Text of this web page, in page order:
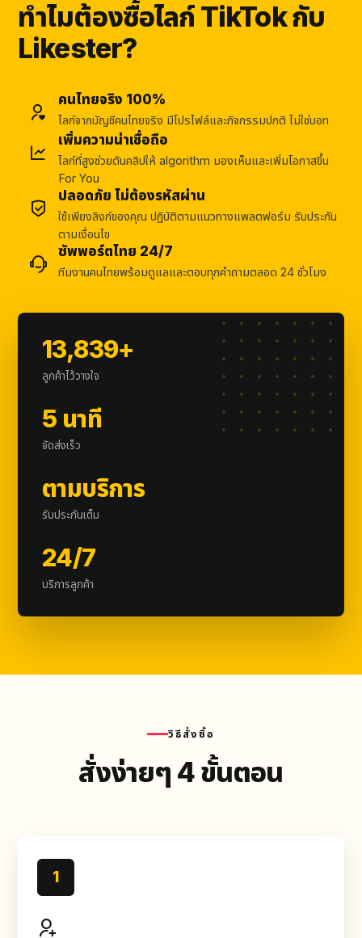
ทำไมต้องซื้อไลก์ TikTok กับ
Likester?
คนไทยจริง 100%
ไลก์จากบัญชีคนไทยจริง มีโปรไฟล์และกิจกรรมปกติ ไม่ใช่บอท
เพิ่มความน่าเชื่อถือ
ไลก์ที่สูงช่วยดันคลิปให้ algorithm มองเห็นและเพิ่มโอกาสขึ้น
For You
ปลอดภัย ไม่ต้องรหัสผ่าน
ใช้เพียงลิงก์ของคุณ ปฏิบัติตามแนวทางแพลตฟอร์ม รับประกัน
ตามเงื่อนไข
ซัพพอร์ตไทย 24/7
ทีมงานคนไทยพร้อมดูแลและตอบทุกคำถามตลอด 24 ชั่วโมง
13,839+
ลูกค้าไว้วางใจ
5 นาที
จัดส่งเร็ว
ตามบริการ
รับประกันเต็ม
24/7
บริการลูกค้า
วิธีสั่งซื้อ
สั่งง่ายๆ 4 ขั้นตอน
1